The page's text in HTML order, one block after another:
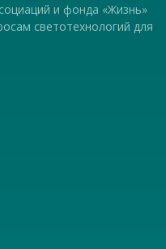
и фонда «Жизнь»
светотехнологий для